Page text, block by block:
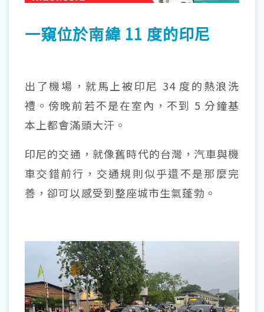
一窺位於南緯 11 度的印尼
出了機場，就馬上被印尼 34 度的熱浪洗
禮。傍晚前若不是在室內，不到 5 分鐘基
本上都會滿頭大汗。
印尼的交通，就像舊時代的台灣，汽車與機
車交錯前行，交通規則似乎還不是那麼完
善，卻可以感受到整座城市生氣蓬勃。